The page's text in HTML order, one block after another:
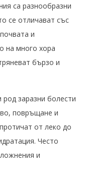
са разнообразни
се отличават със
и
на много хора
бързо и
род заразни болести
повръщане и
от леко до
Често
и